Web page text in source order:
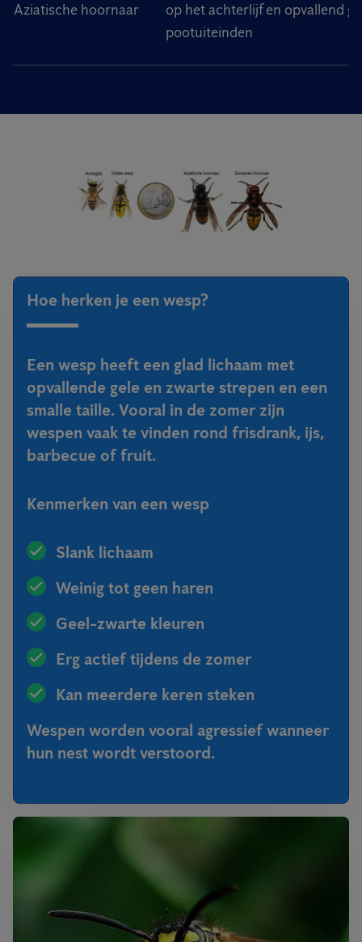
Aziatische hoornaar
op het achterlijf en opvallend
pootuiteinden
Hoe herken je een wesp?
Een wesp heeft een glad lichaam met
opvallende gele en zwarte strepen en een
smalle taille. Vooral in de zomer zijn
wespen vaak te vinden rond frisdrank, ijs,
barbecue of fruit.
Kenmerken van een wesp
Slank lichaam
Weinig tot geen haren
Geel-zwarte kleuren
Erg actief tijdens de zomer
Kan meerdere keren steken
Wespen worden vooral agressief wanneer
hun nest wordt verstoord.